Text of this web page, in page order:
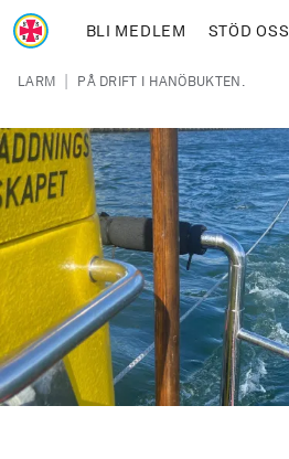
Hoppa till huvudinnehåll
BLI MEDLEM STÖD OSS
Länkstig
LARM | PÅ DRIFT I HANÖBUKTEN.